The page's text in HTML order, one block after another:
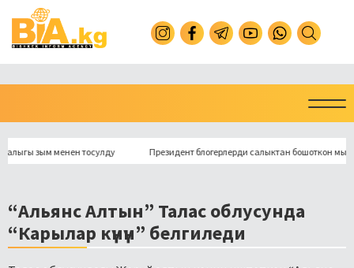
зым менен тосулду Президент блогерлерди салыктан бошоткон мыйзамга
“Альянс Алтын” Талас облусунда
“Карылар күнүн” белгиледи